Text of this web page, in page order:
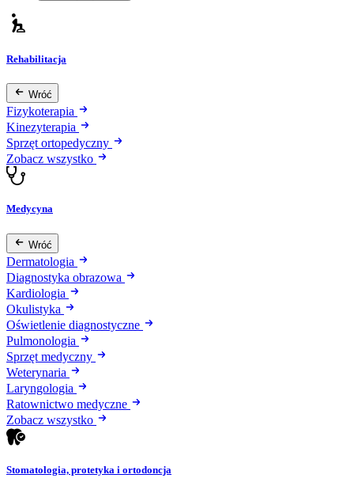
Rehabilitacja
Wróć
Fizykoterapia
Kinezyterapia
Sprzęt ortopedyczny
Zobacz wszystko
Medycyna
Wróć
Dermatologia
Diagnostyka obrazowa
Kardiologia
Okulistyka
Oświetlenie diagnostyczne
Pulmonologia
Sprzęt medyczny
Weterynaria
Laryngologia
Ratownictwo medyczne
Zobacz wszystko
Stomatologia, protetyka i ortodoncja